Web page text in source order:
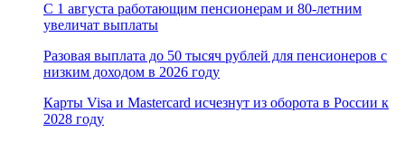
С 1 августа работающим пенсионерам и 80-летним
увеличат выплаты
Разовая выплата до 50 тысяч рублей для пенсионеров с
низким доходом в 2026 году
Карты Visa и Mastercard исчезнут из оборота в России к
2028 году